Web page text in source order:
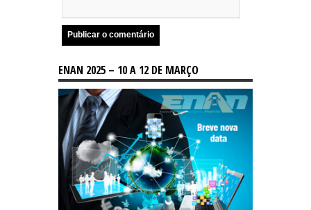
ENAN 2025 – 10 A 12 DE MARÇO